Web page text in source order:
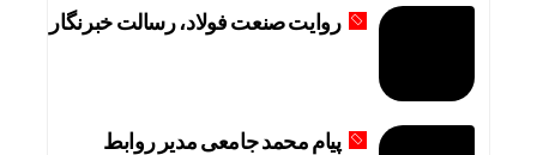
روایت صنعت فولاد،‌ رسالت خبرنگار
پیام محمد جامعی مدیر روابط